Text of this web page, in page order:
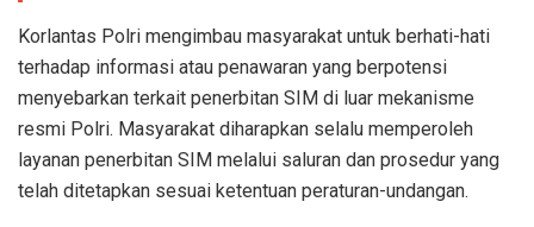
Korlantas Polri mengimbau masyarakat untuk berhati-hati
terhadap informasi atau penawaran yang berpotensi
menyebarkan terkait penerbitan SIM di luar mekanisme
resmi Polri. Masyarakat diharapkan selalu memperoleh
layanan penerbitan SIM melalui saluran dan prosedur yang
telah ditetapkan sesuai ketentuan peraturan-undangan.